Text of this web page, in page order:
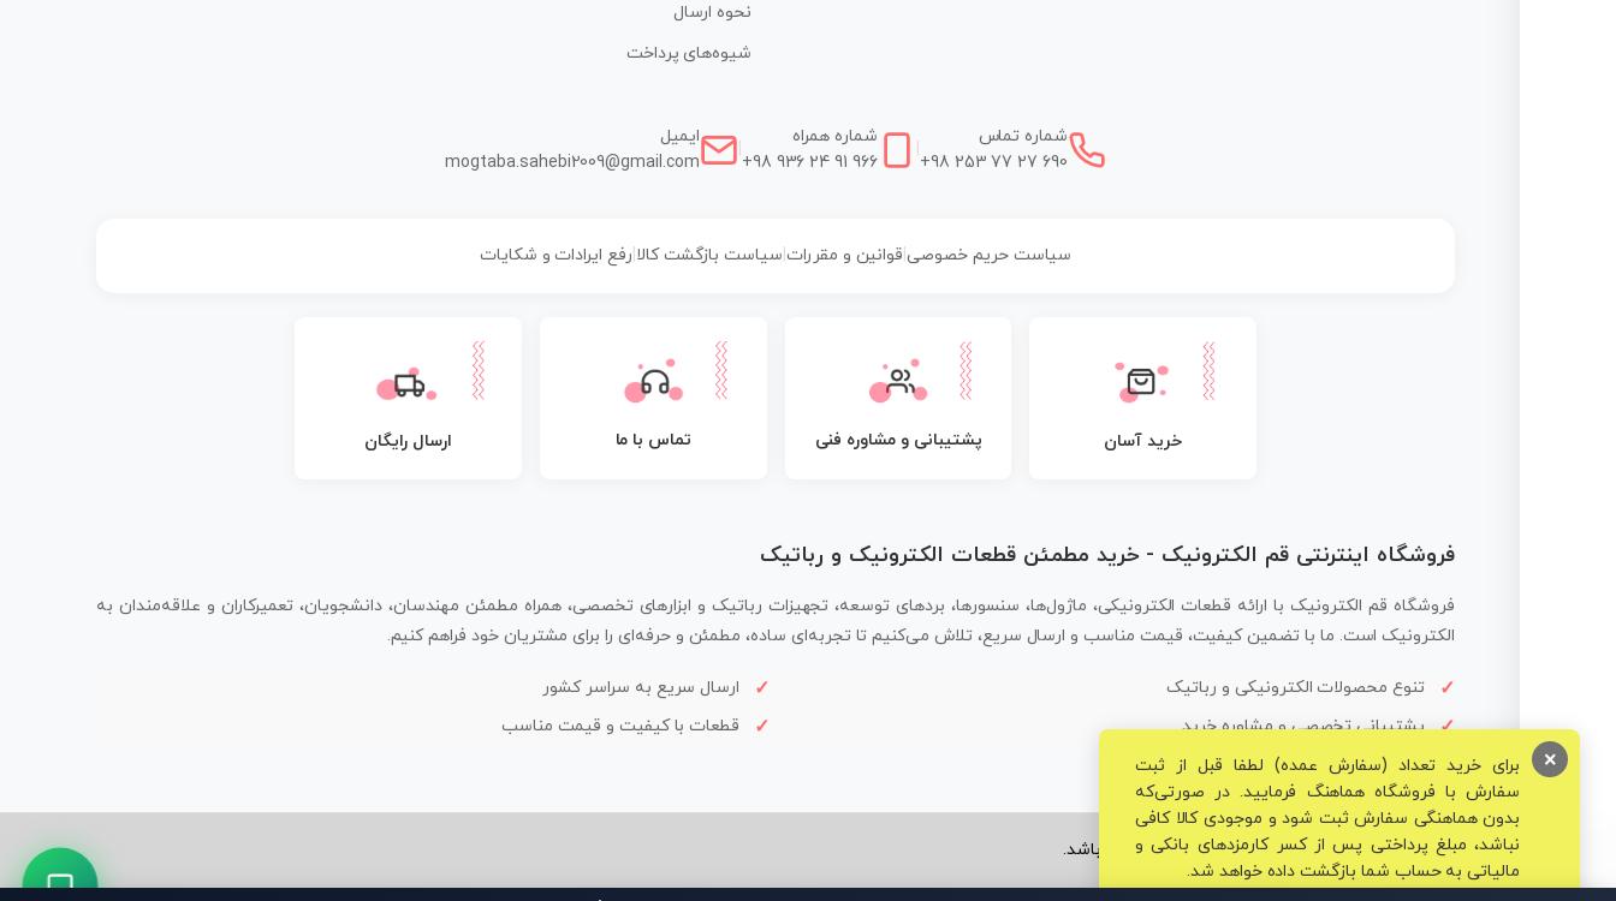
نحوه ارسال
شیوه‌های پرداخت
شماره تماس
+98 253 77 27 690
شماره همراه
+98 936 24 91 966
ایمیل
mogtaba.sahebi2009@gmail.com
سیاست حریم خصوصی| قوانین و مقررات سیاست بازگشت کالا رفع ایرادات و شکایات
خرید آسان پشتیبانی و مشاوره فنی تماس با ما ارسال رایگان
فروشگاه اینترنتی قم الکترونیک - خرید مطمئن قطعات الکترونیک و رباتیک
فروشگاه قم الکترونیک با ارائه قطعات الکترونیکی، ماژول‌ها، سنسورها، بردهای توسعه، تجهیزات رباتیک و ابزارهای تخصصی، همراه مطمئن مهندسان، دانشجویان، تعمیرکاران و علاقه‌مندان به
الکترونیک است. ما با تضمین کیفیت، قیمت مناسب و ارسال سریع، تلاش می‌کنیم تا تجربه‌ای ساده، مطمئن و حرفه‌ای را برای مشتریان خود فراهم کنیم.
تنوع محصولات الکترونیکی و رباتیک
ارسال سریع به سراسر کشور
پشتیبانی تخصصی و مشاوره خرید
قطعات با کیفیت و قیمت مناسب
© تمامی حقوق برای فروشگاه تخصصی قم الکترونیک محفوظ می‌باشد.
برای خرید تعداد (سفارش عمده) لطفا قبل از ثبت
سفارش با فروشگاه هماهنگ فرمایید. در صورتی‌که
بدون هماهنگی سفارش ثبت شود و موجودی کالا کافی
نباشد، مبلغ پرداختی پس از کسر کارمزدهای بانکی و
مالیاتی به حساب شما بازگشت داده خواهد شد.
×